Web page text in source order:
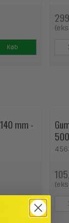
Køb
mm -